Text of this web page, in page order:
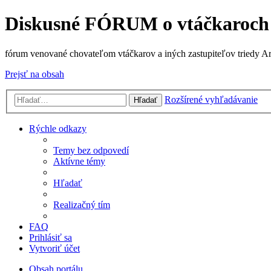
Diskusné FÓRUM o vtáčkaroch
fórum venované chovateľom vtáčkarov a iných zastupiteľov triedy
Prejsť na obsah
Hľadať Rozšírené vyhľadávanie
Rýchle odkazy
Temy bez odpovedí
Aktívne témy
Hľadať
Realizačný tím
FAQ
Prihlásiť sa
Vytvoriť účet